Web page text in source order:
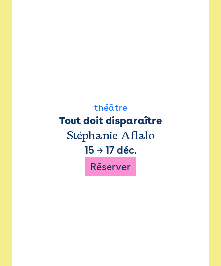
théâtre
Tout doit disparaître
Stéphanie Aflalo
15 → 17 déc.
Réserver